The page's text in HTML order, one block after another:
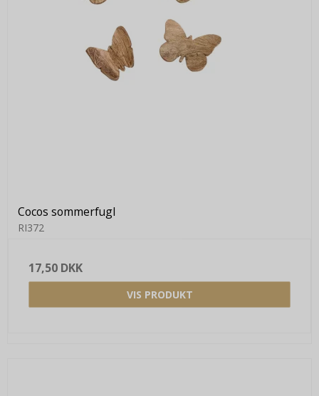
Cocos sommerfugl
RI372
17,50 DKK
VIS PRODUKT